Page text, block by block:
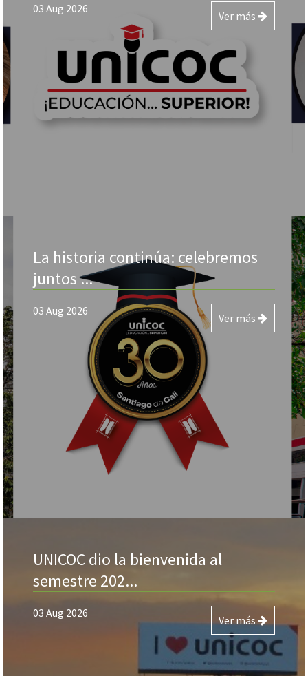
03 Aug 2026
Ver más
La historia continúa: celebremos
juntos ...
03 Aug 2026
Ver más
UNICOC dio la bienvenida al
semestre 202...
03 Aug 2026
Ver más